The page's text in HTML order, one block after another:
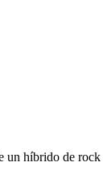
un híbrido de